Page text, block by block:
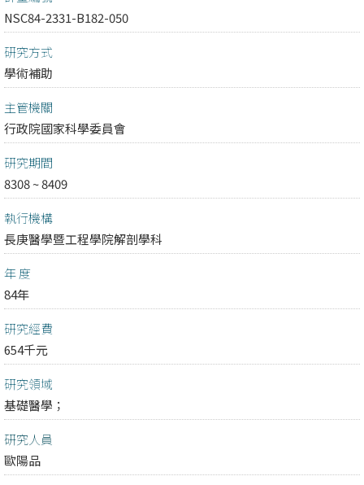
NSC84-2331-B182-050
研究方式
學術補助
主管機關
行政院國家科學委員會
研究期間
8308 ~ 8409
執行機構
長庚醫學暨工程學院解剖學科
年 度
84年
研究經費
654千元
研究領域
基礎醫學；
研究人員
歐陽品